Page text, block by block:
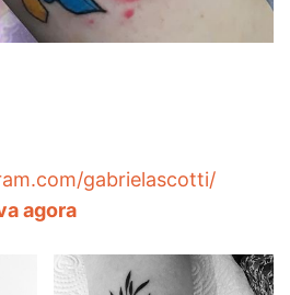
gabrielascotti/
agora